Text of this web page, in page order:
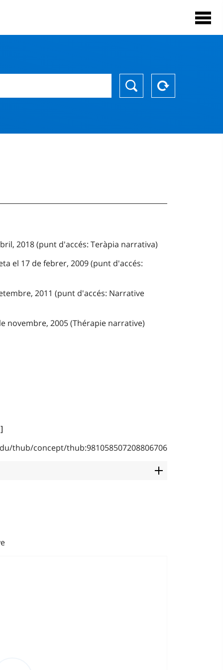
2018 (punt d'accés: Teràpia narrativa)
el 17 de febrer, 2009 (punt d'accés:
2011 (punt d'accés: Narrative
novembre, 2005 (Thérapie narrative)
thub/concept/thub:981058507208806706